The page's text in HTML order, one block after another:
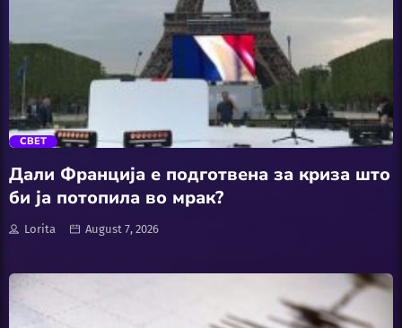
Секс
Спорт
Текнологија
Топ Вести
Зимување
СВЕТ
Дали Франција е подготвена за криза што
би ја потопила во мрак?
Lorita August 7, 2026